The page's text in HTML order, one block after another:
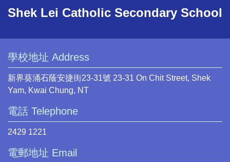
Shek Lei Catholic Secondary School
學校地址 Address
新界葵涌石蔭安捷街23-31號 23-31 On Chit Street, Shek
Yam, Kwai Chung, NT
電話 Telephone
2429 1221
電郵地址 Email